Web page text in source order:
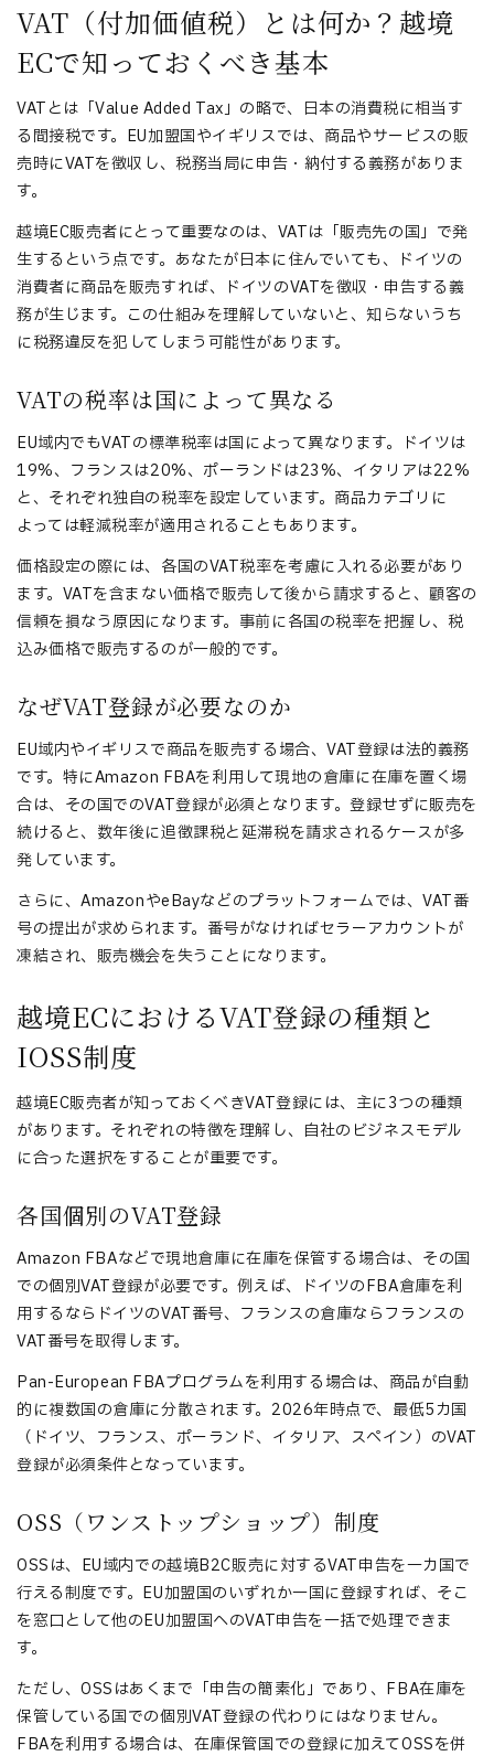
VAT（付加価値税）とは何か？越境
ECで知っておくべき基本
VATとは「Value Added Tax」の略で、日本の消費税に相当す
る間接税です。EU加盟国やイギリスでは、商品やサービスの販
売時にVATを徴収し、税務当局に申告・納付する義務がありま
す。
越境EC販売者にとって重要なのは、VATは「販売先の国」で発
生するという点です。あなたが日本に住んでいても、ドイツの
消費者に商品を販売すれば、ドイツのVATを徴収・申告する義
務が生じます。この仕組みを理解していないと、知らないうち
に税務違反を犯してしまう可能性があります。
VATの税率は国によって異なる
EU域内でもVATの標準税率は国によって異なります。ドイツは
19%、フランスは20%、ポーランドは23%、イタリアは22%
と、それぞれ独自の税率を設定しています。商品カテゴリに
よっては軽減税率が適用されることもあります。
価格設定の際には、各国のVAT税率を考慮に入れる必要があり
ます。VATを含まない価格で販売して後から請求すると、顧客の
信頼を損なう原因になります。事前に各国の税率を把握し、税
込み価格で販売するのが一般的です。
なぜVAT登録が必要なのか
EU域内やイギリスで商品を販売する場合、VAT登録は法的義務
です。特にAmazon FBAを利用して現地の倉庫に在庫を置く場
合は、その国でのVAT登録が必須となります。登録せずに販売を
続けると、数年後に追徴課税と延滞税を請求されるケースが多
発しています。
さらに、AmazonやeBayなどのプラットフォームでは、VAT番
号の提出が求められます。番号がなければセラーアカウントが
凍結され、販売機会を失うことになります。
越境ECにおけるVAT登録の種類と
IOSS制度
越境EC販売者が知っておくべきVAT登録には、主に3つの種類
があります。それぞれの特徴を理解し、自社のビジネスモデル
に合った選択をすることが重要です。
各国個別のVAT登録
Amazon FBAなどで現地倉庫に在庫を保管する場合は、その国
での個別VAT登録が必要です。例えば、ドイツのFBA倉庫を利
用するならドイツのVAT番号、フランスの倉庫ならフランスの
VAT番号を取得します。
Pan-European FBAプログラムを利用する場合は、商品が自動
的に複数国の倉庫に分散されます。2026年時点で、最低5カ国
（ドイツ、フランス、ポーランド、イタリア、スペイン）のVAT
登録が必須条件となっています。
OSS（ワンストップショップ）制度
OSSは、EU域内での越境B2C販売に対するVAT申告を一カ国で
行える制度です。EU加盟国のいずれか一国に登録すれば、そこ
を窓口として他のEU加盟国へのVAT申告を一括で処理できま
す。
ただし、OSSはあくまで「申告の簡素化」であり、FBA在庫を
保管している国での個別VAT登録の代わりにはなりません。
FBAを利用する場合は、在庫保管国での登録に加えてOSSを併